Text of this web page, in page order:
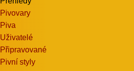
Pivovary
Piva
Uživatelé
Připravované
Pivní styly